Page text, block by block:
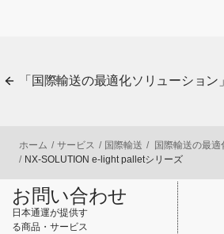
「国際輸送の最適化ソリューション
ホーム サービス 国際輸送
国際輸送の最
NX-SOLUTION e-light palletシリーズ
お問い合わせ
日本通運が提供す
る商品・サービス